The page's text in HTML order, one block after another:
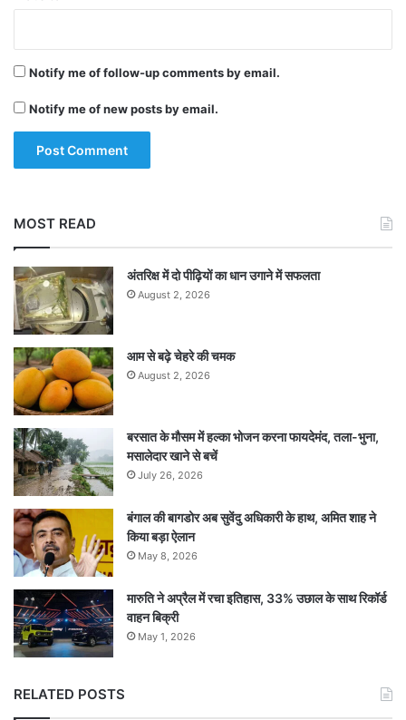
Notify me of follow-up comments by email.
Notify me of new posts by email.
MOST READ
अंतरिक्ष में दो पीढ़ियों का धान उगाने में सफलता
August 2, 2026
आम से बढ़े चेहरे की चमक
August 2, 2026
बरसात के मौसम में हल्का भोजन करना फायदेमंद, तला-भुना,
मसालेदार खाने से बचें
July 26, 2026
बंगाल की बागडोर अब सुवेंदु अधिकारी के हाथ, अमित शाह ने
किया बड़ा ऐलान
May 8, 2026
मारुति ने अप्रैल में रचा इतिहास, 33% उछाल के साथ रिकॉर्ड
वाहन बिक्री
May 1, 2026
RELATED POSTS